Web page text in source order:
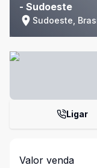
- Sudoeste
Sudoeste,
Ligar
Valor venda